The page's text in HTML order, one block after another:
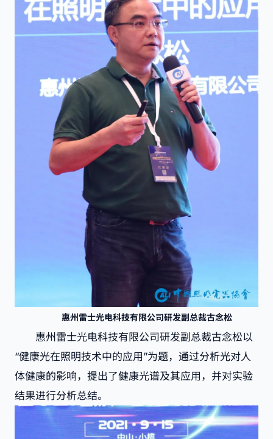
惠州雷士光电科技有限公司研发副总裁古念松
惠州雷士光电科技有限公司研发副总裁古念松以
“健康光在照明技术中的应用”为题，通过分析光对人
体健康的影响，提出了健康光谱及其应用，并对实验
结果进行分析总结。